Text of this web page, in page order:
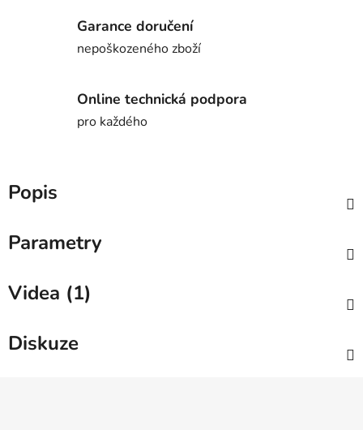
Garance doručení
nepoškozeného zboží
Online technická podpora
pro každého
Popis
Parametry
Videa (1)
Diskuze